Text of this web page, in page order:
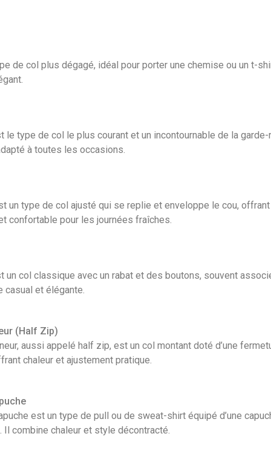
de col plus dégagé, idéal pour porter une chemise ou un t-
le type de col le plus courant et un incontournable de la
à toutes les occasions.
un type de col ajusté qui se replie et enveloppe le cou,
confortable pour les journées fraîches.
un col classique avec un rabat et des boutons, souvent
casual et élégante.
(Half Zip)
aussi appelé half zip, est un col montant doté d’une
chaleur et ajustement pratique.
est un type de pull ou de sweat-shirt équipé d’une
Il combine chaleur et style décontracté.